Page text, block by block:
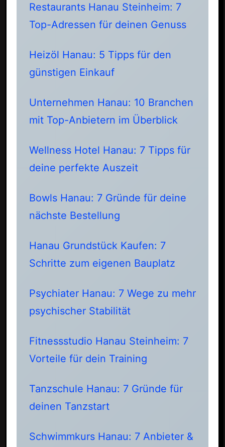
Restaurants Hanau Steinheim: 7
Top-Adressen für deinen Genuss
Heizöl Hanau: 5 Tipps für den
günstigen Einkauf
Unternehmen Hanau: 10 Branchen
mit Top-Anbietern im Überblick
Wellness Hotel Hanau: 7 Tipps für
deine perfekte Auszeit
Bowls Hanau: 7 Gründe für deine
nächste Bestellung
Hanau Grundstück Kaufen: 7
Schritte zum eigenen Bauplatz
Psychiater Hanau: 7 Wege zu mehr
psychischer Stabilität
Fitnessstudio Hanau Steinheim: 7
Vorteile für dein Training
Tanzschule Hanau: 7 Gründe für
deinen Tanzstart
Schwimmkurs Hanau: 7 Anbieter &